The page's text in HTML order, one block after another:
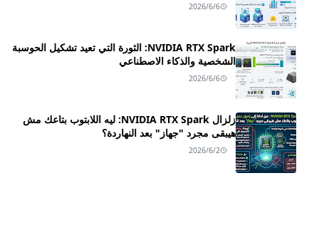
2026/6/6
NVIDIA RTX Spark: الثورة التي تعيد تشكيل الحوسبة
الشخصية والذكاء الاصطناعي
2026/6/6
زلزال NVIDIA RTX Spark: ليه اللابتوب بتاعك مش
هيبقى مجرد "جهاز" بعد النهاردة؟
2026/6/2